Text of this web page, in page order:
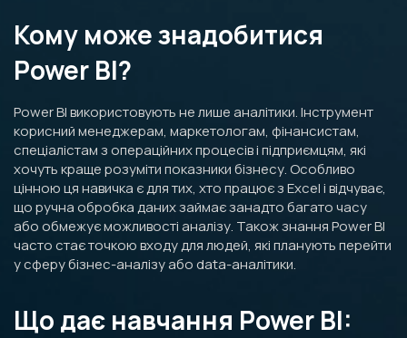
Кому може знадобитися
Power BI?
Power BI використовують не лише аналітики. Інструмент
корисний менеджерам, маркетологам, фінансистам,
спеціалістам з операційних процесів і підприємцям, які
хочуть краще розуміти показники бізнесу. Особливо
цінною ця навичка є для тих, хто працює з Excel і відчуває,
що ручна обробка даних займає занадто багато часу
або обмежує можливості аналізу. Також знання Power BI
часто стає точкою входу для людей, які планують перейти
у сферу бізнес-аналізу або data-аналітики.
Що дає навчання Power BI: